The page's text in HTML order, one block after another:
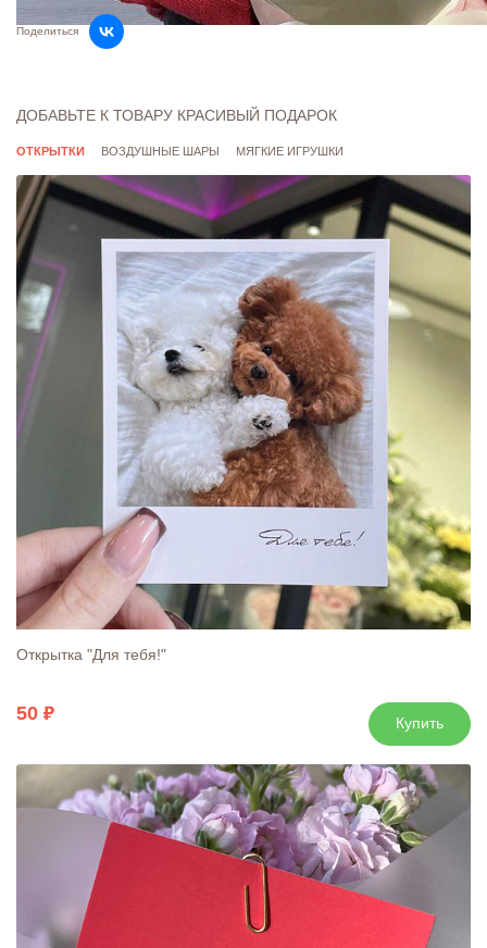
до 4000 рублей – 330 рублей. Для товаров с флажком
"Платная доставка" - 330 рублей.
рассчитывается индивидуально.
курьерской службы, подробности просим уточнять у
оператора.
Подробнее о доставке
Поделиться
ДОБАВЬТЕ К ТОВАРУ КРАСИВЫЙ ПОДАРОК
ОТКРЫТКИ ВОЗДУШНЫЕ ШАРЫ МЯГКИЕ ИГРУШКИ
Открытка "Для тебя!"
50 Купить